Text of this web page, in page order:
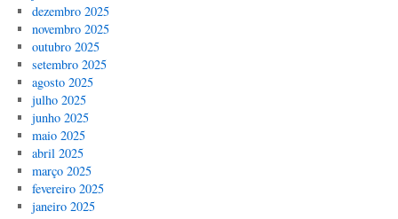
dezembro 2025
novembro 2025
outubro 2025
setembro 2025
agosto 2025
julho 2025
junho 2025
maio 2025
abril 2025
março 2025
fevereiro 2025
janeiro 2025